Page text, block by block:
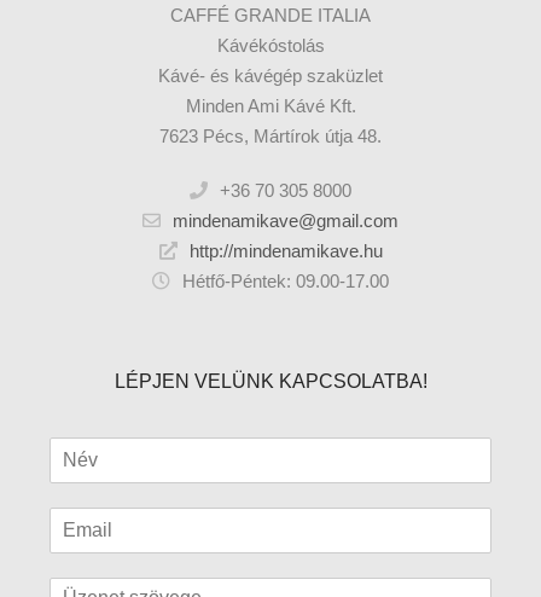
CAFFÉ GRANDE ITALIA
Kávékóstolás
Kávé- és kávégép szaküzlet
Minden Ami Kávé Kft.
7623 Pécs, Mártírok útja 48.
+36 70 305 8000
mindenamikave@gmail.com
http://mindenamikave.hu
Hétfő-Péntek: 09.00-17.00
LÉPJEN VELÜNK KAPCSOLATBA!